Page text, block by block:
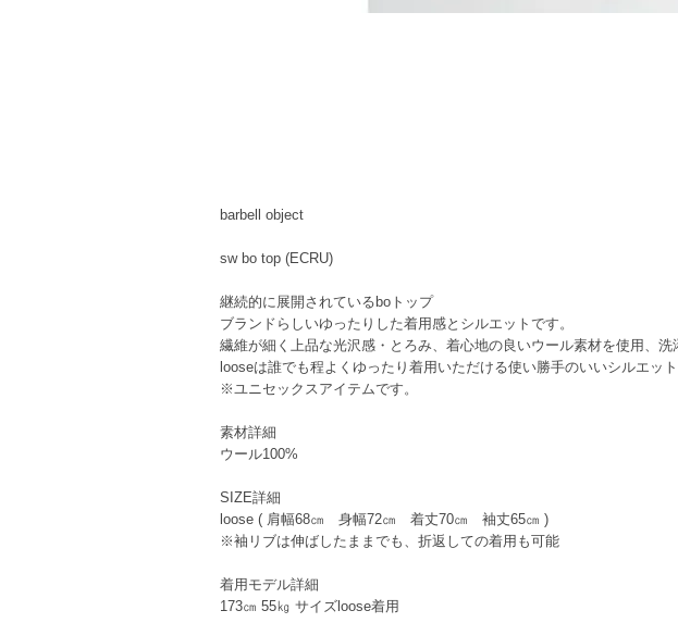
barbell object
sw bo top (ECRU)
継続的に展開されているboトップ
ブランドらしいゆったりした着用感とシルエットです。
繊維が細く上品な光沢感・とろみ、着心地の良いウール素材を使用、洗
looseは誰でも程よくゆったり着用いただける使い勝手のいいシルエッ
※ユニセックスアイテムです。
素材詳細
ウール100%
SIZE詳細
loose ( 肩幅68㎝ 身幅72㎝ 着丈70㎝ 袖丈65㎝ )
※袖リブは伸ばしたままでも、折返しての着用も可能
着用モデル詳細
173㎝ 55㎏ サイズloose着用